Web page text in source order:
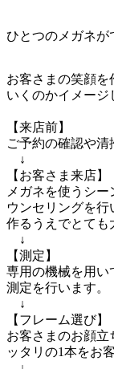
ひとつのメガネが
お客さまの笑顔を
いくのかイメージ
【来店前】
ご予約の確認や清
↓
【お客さま来店】
メガネを使うシ
ウンセリングを
作るうえでとても
↓
【測定】
専用の機械を用い
測定を行います。
↓
【フレーム選び】
お客さまのお顔
ッタリの1本をお